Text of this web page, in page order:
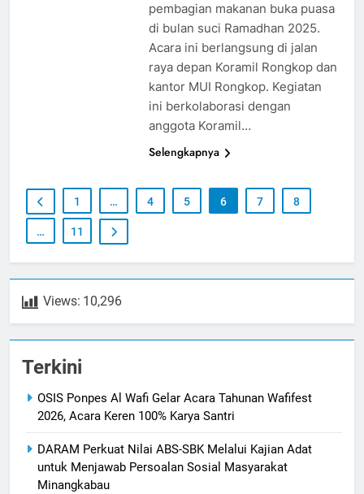
pembagian makanan buka puasa
di bulan suci Ramadhan 2025.
Acara ini berlangsung di jalan
raya depan Koramil Rongkop dan
kantor MUI Rongkop. Kegiatan
ini berkolaborasi dengan
anggota Koramil…
Selengkapnya
1 … 4 5 6 7 8
… 11
Views: 10,296
Terkini
OSIS Ponpes Al Wafi Gelar Acara Tahunan Wafifest
2026, Acara Keren 100% Karya Santri
DARAM Perkuat Nilai ABS-SBK Melalui Kajian Adat
untuk Menjawab Persoalan Sosial Masyarakat
Minangkabau